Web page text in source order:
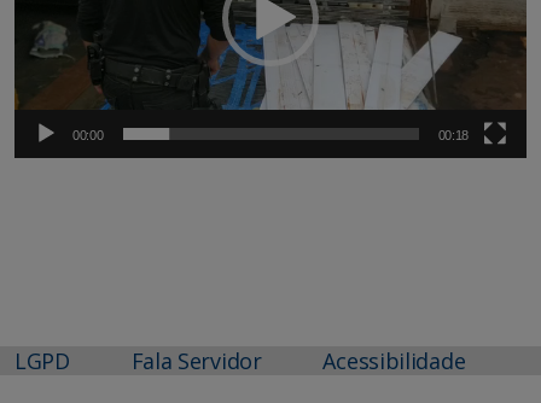
00:00 00:18
LGPD Fala Servidor Acessibilidade